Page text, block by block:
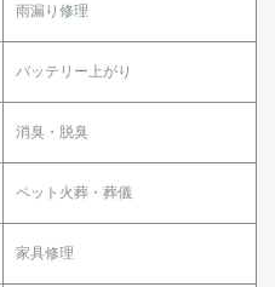
雨漏り修理
バッテリー上がり
消臭・脱臭
ペット火葬・葬儀
家具修理